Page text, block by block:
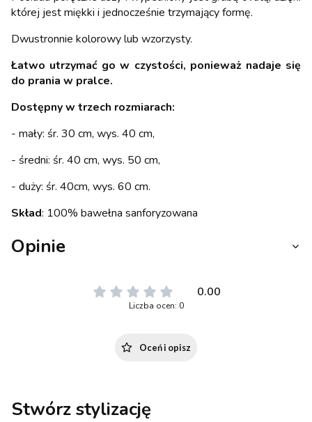
której jest miękki i jednocześnie trzymający formę.
Dwustronnie kolorowy lub wzorzysty.
Łatwo utrzymać go w czystości, ponieważ nadaje się
do prania w pralce.
Dostępny w trzech rozmiarach:
- mały: śr. 30 cm, wys. 40 cm,
- średni: śr. 40 cm, wys. 50 cm,
- duży: śr. 40cm, wys. 60 cm.
Skład: 100% bawełna sanforyzowana
Opinie
0.00
Liczba ocen: 0
Oceń i opisz
Stwórz stylizację